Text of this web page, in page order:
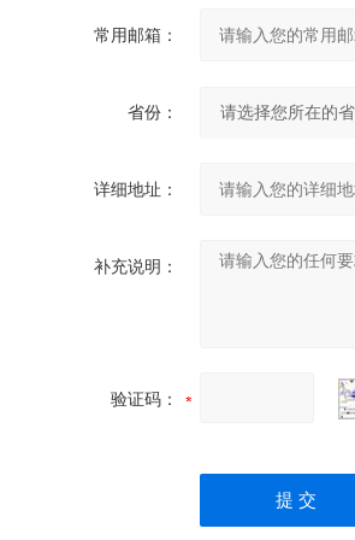
常用邮箱：
省份：
详细地址：
补充说明：
验证码：